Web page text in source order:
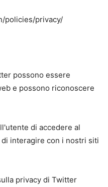
policies/privacy/
possono essere
e possono riconoscere
di accedere al
interagire con i nostri siti
privacy di Twitter